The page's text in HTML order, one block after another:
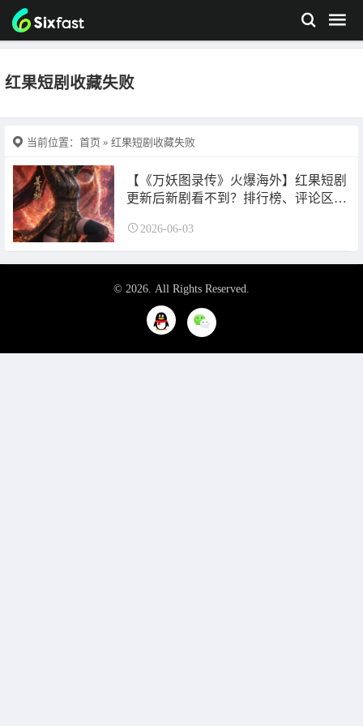
红果短剧收藏失败
当前位置： 首页 » 红果短剧收藏失败
【《万妖图录传》火爆海外】红果短剧
更新后新剧看不到？排行榜、评论区全
2026-06-03
© 2026. All Rights Reserved.